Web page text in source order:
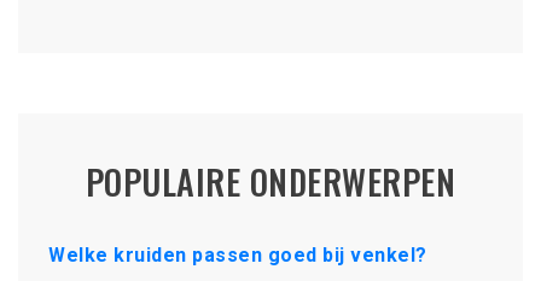
POPULAIRE ONDERWERPEN
Welke kruiden passen goed bij venkel?